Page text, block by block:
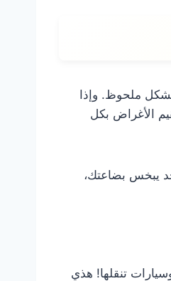
ملحوظ. وإذا
الأغراض بكل
يبخس بضاعتك،
تنقلها! هذي